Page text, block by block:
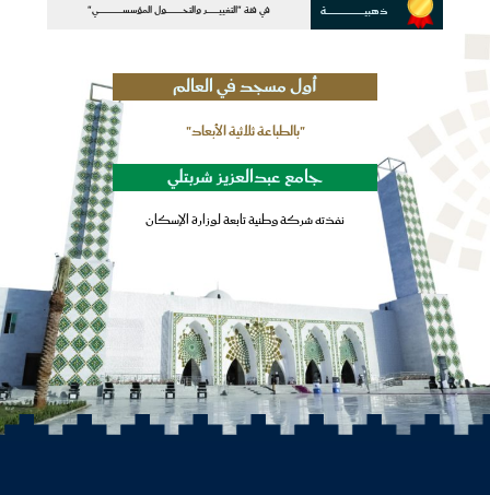
ذهبيـــــــــــــــــــــــــــــــــــة في فئة "التغييـــــــــــر والتحـــــــــــــــول المؤسســــــــــــــــــــــي"
أول مسجد في العالم
"بالطباعة ثلاثية الأبعاد"
جامع عبدالعزيز شربتلي
نفذته شركة وطنية تابعة لوزارة الإسكان